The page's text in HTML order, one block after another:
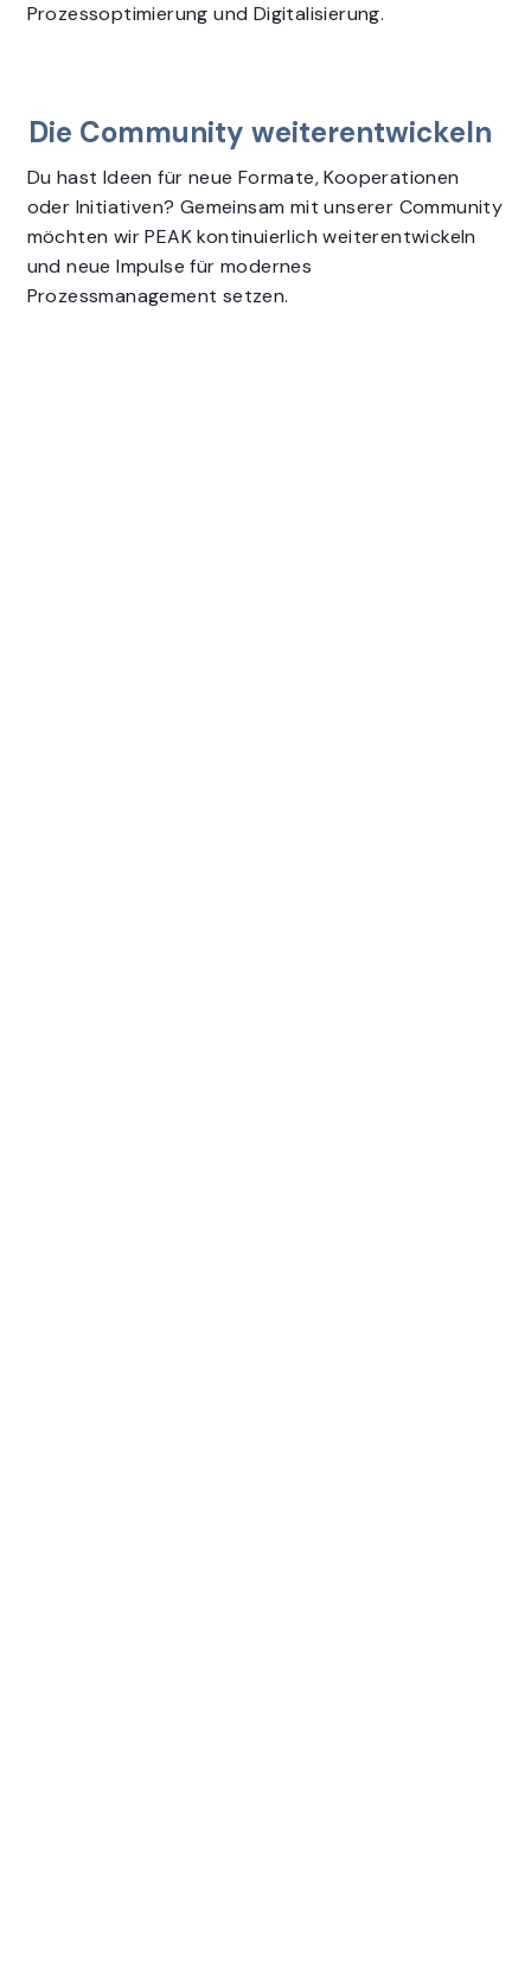
Prozessoptimierung und Digitalisierung.
Die Community weiterentwickeln
Du hast Ideen für neue Formate, Kooperationen
oder Initiativen? Gemeinsam mit unserer Community
möchten wir PEAK kontinuierlich weiterentwickeln
und neue Impulse für modernes
Prozessmanagement setzen.